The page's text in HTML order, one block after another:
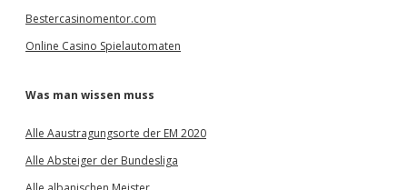
Bestercasinomentor.com
Online Casino Spielautomaten
Was man wissen muss
Alle Aaustragungsorte der EM 2020
Alle Absteiger der Bundesliga